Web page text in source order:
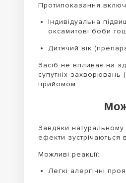
Протипоказання
Індивідуальна
оксамитові боби
Дитячий вік
Засіб не впливає на
супутніх захворювань
прийомом.
Завдяки натуральному
ефекти зустрічаються
Можливі реакції:
Легкі алергічні